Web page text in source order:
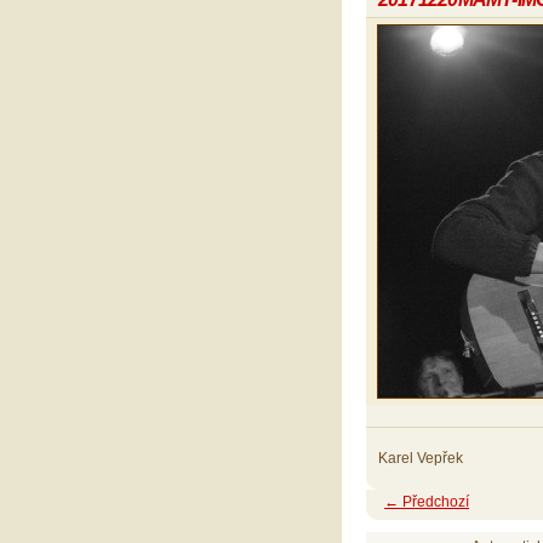
Karel Vepřek
← Předchozí